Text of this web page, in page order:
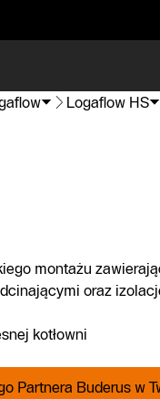
Logaflow HS
montażu
oraz
kotłowni
Partnera Buderus w